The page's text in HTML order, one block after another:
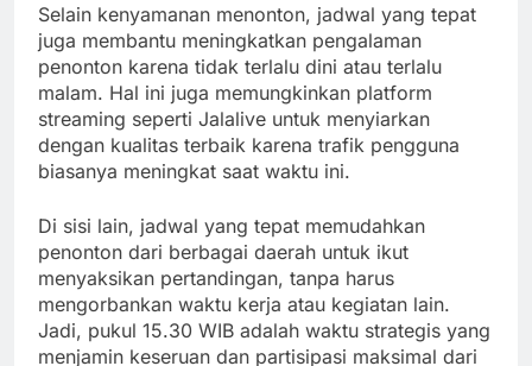
Selain kenyamanan menonton, jadwal yang tepat
juga membantu meningkatkan pengalaman
penonton karena tidak terlalu dini atau terlalu
malam. Hal ini juga memungkinkan platform
streaming seperti Jalalive untuk menyiarkan
dengan kualitas terbaik karena trafik pengguna
biasanya meningkat saat waktu ini.
Di sisi lain, jadwal yang tepat memudahkan
penonton dari berbagai daerah untuk ikut
menyaksikan pertandingan, tanpa harus
mengorbankan waktu kerja atau kegiatan lain.
Jadi, pukul 15.30 WIB adalah waktu strategis yang
menjamin keseruan dan partisipasi maksimal dari